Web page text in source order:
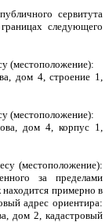
сервитута
следующего
(местоположение):
дом 4, строение 1,
(местоположение):
дом 4, корпус 1,
(местоположение):
за пределами
примерно в
адрес ориентира:
дом 2, кадастровый